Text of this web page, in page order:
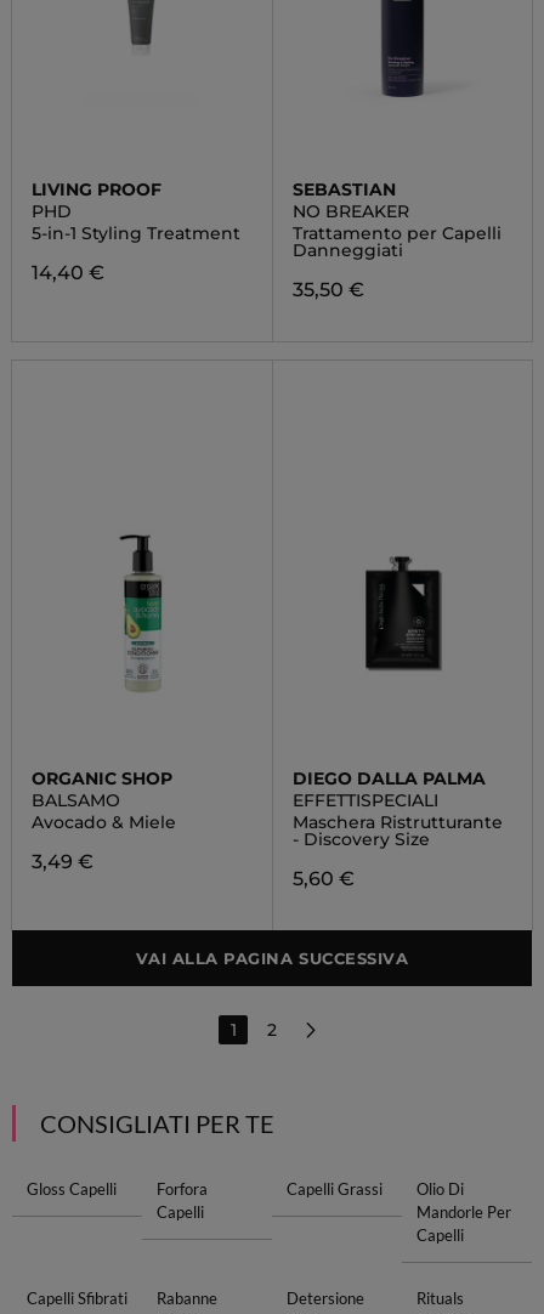
LIVING PROOF
PHD
5-in-1 Styling Treatment
14,40 €
SEBASTIAN
NO BREAKER
Trattamento per Capelli
Danneggiati
35,50 €
ORGANIC SHOP
BALSAMO
Avocado & Miele
3,49 €
DIEGO DALLA PALMA
EFFETTISPECIALI
Maschera Ristrutturante
- Discovery Size
5,60 €
VAI ALLA PAGINA SUCCESSIVA
1 2
CONSIGLIATI PER TE
Gloss Capelli
Forfora
Capelli
Capelli Grassi
Olio Di
Mandorle Per
Capelli
Capelli Sfibrati
Rabanne
Detersione
Rituals